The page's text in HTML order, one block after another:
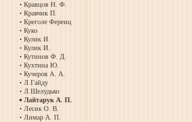
Кравцов Н. Ф.
Кравчик П.
Креголе Ференц
Куко
Кулик И.
Кулик И.
Кутинов Ф. Д.
Кухтина Ю.
Кучеров А. А.
Л.Гайду
Л.Шелудько
Лайтарук А. П.
Лесик О. В.
Лимар А. П.